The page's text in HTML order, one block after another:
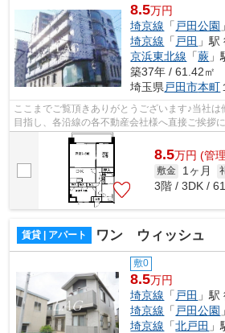
8.5万円
埼京線 「 戸田公園
埼京線 「 戸田 」
京浜東北線 「蕨
築37年 / 61.42㎡
埼玉県 戸田市本町
ここまでご覧頂きありがとうございます♪当社
目指し、各沿線の各不動産会社様へ直接ご挨拶
様へ提供しております！最新の情報は...
8.5万円 (管
敷金 1ヶ月
3階 / 3DK /
賃貸 | アパート ワン ウィッシュ
敷0
8.5万円
埼京線 「 戸田 」
埼京線 「 戸田公園
埼京線 「北戸田